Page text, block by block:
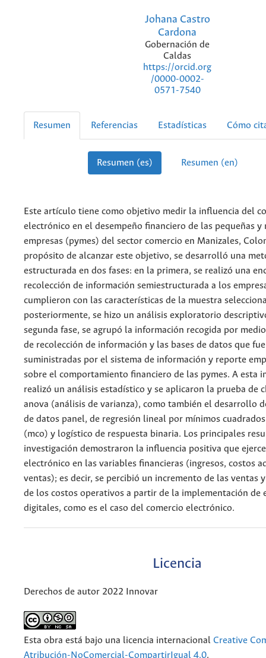
Johana Castro
Cardona
Gobernación de
Caldas
https://orcid.org
/0000-0002-
0571-7540
Resumen Referencias Estadísticas Cómo
Resumen (es) Resumen (en)
Este artículo tiene como objetivo medir la influencia del
electrónico en el desempeño financiero de las pequeñas y
empresas (pymes) del sector comercio en Manizales,
propósito de alcanzar este objetivo, se desarrolló una
estructurada en dos fases: en la primera, se realizó una
recolección de información semiestructurada a los
cumplieron con las características de la muestra
posteriormente, se hizo un análisis exploratorio
segunda fase, se agrupó la información recogida por
de recolección de información y las bases de datos que
suministradas por el sistema de información y reporte
sobre el comportamiento financiero de las pymes. A esta
realizó un análisis estadístico y se aplicaron la prueba de
anova (análisis de varianza), como también el desarrollo
de datos panel, de regresión lineal por mínimos
(mco) y logístico de respuesta binaria. Los principales
investigación demostraron la influencia positiva que
electrónico en las variables financieras (ingresos, costos
ventas); es decir, se percibió un incremento de las ventas
de los costos operativos a partir de la implementación de
digitales, como es el caso del comercio electrónico.
Licencia
Derechos de autor 2022 Innovar
Esta obra está bajo una licencia internacional Creative
Atribución-NoComercial-CompartirIgual 4.0.